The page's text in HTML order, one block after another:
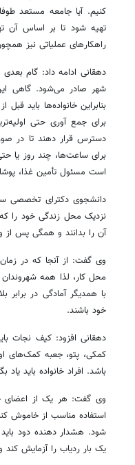
کنیم. آیا جامعه مستعد
تهیه شود تا بر اساس آن
راهکارهای عملیاتی نیز
دهقانی ادامه داد: گام
شهر صادر می‌شود. گاهی
بنابراین خانواده‌ها باید
برای جمع آوری حتی
دسترس قرار دهند تا در
برای ساعت‌ها، چند روز یا
است مسئول تأمین غذا،
دانشجوی دکترای تخصصی
نزدیک محل زندگی خود را
آن را بدانند و همگی پس از
وی گفت: از آنجا که در
محل کار، لذا همه شهروندان
با همدیگر آمادگی در برابر
خود باشند.
دهقانی افزود: کیف نجات
کمکی، پتو، جعبه کمک‌های
باشد. افراد خانواده باید
وی گفت: هر یک از اعضای
استفاده مناسب از خاموش
شود. هشدار دهنده دود
یک بار ردیاب را آزمایش
روزنامه‌های